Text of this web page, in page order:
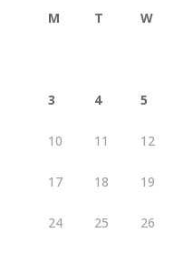
M T W
3 4 5
10 11 12
17 18 19
24 25 26